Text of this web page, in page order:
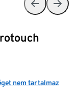
nem tartalmaz